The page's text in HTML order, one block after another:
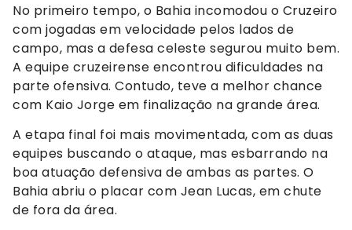
No primeiro tempo, o Bahia incomodou o Cruzeiro
com jogadas em velocidade pelos lados de
campo, mas a defesa celeste segurou muito bem.
A equipe cruzeirense encontrou dificuldades na
parte ofensiva. Contudo, teve a melhor chance
com Kaio Jorge em finalização na grande área.
A etapa final foi mais movimentada, com as duas
equipes buscando o ataque, mas esbarrando na
boa atuação defensiva de ambas as partes. O
Bahia abriu o placar com Jean Lucas, em chute
de fora da área.